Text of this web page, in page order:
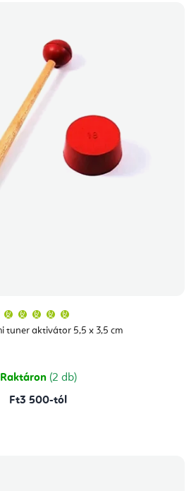
tuner aktivátor 5,5 x 3,5 cm
átlagos
értékelése
csillag.
Raktáron (2 db)
Ft3 500-tól